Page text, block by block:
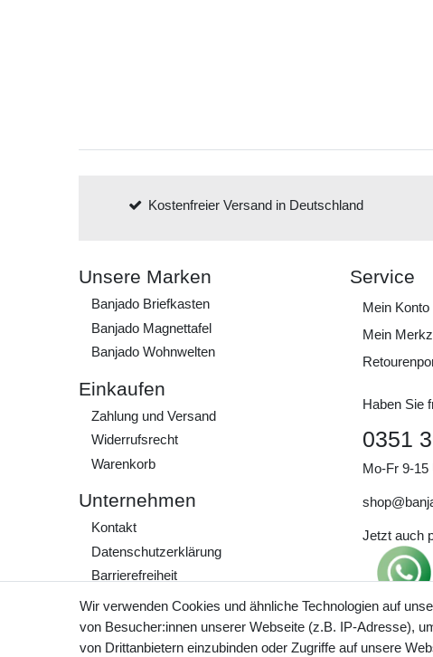
Kostenfreier Versand in Deutschland
Unsere Marken
Banjado Briefkasten
Banjado Magnettafel
Banjado Wohnwelten
Einkaufen
Zahlung und Versand
Widerrufs­recht
Warenkorb
Unternehmen
Kontakt
Daten­schutz­erklärung
Barrierefreiheit
AGB
Impressum
Service
Mein Konto
Mein
Haben Sie
0351
Mo-Fr 9-15
Jetzt auch
zzgl.
Wir verwenden Cookies und ähnliche Technologien auf
von Besucher:innen unserer Webseite (z.B. IP-Adresse),
von Drittanbietern einzubinden oder Zugriffe auf unsere